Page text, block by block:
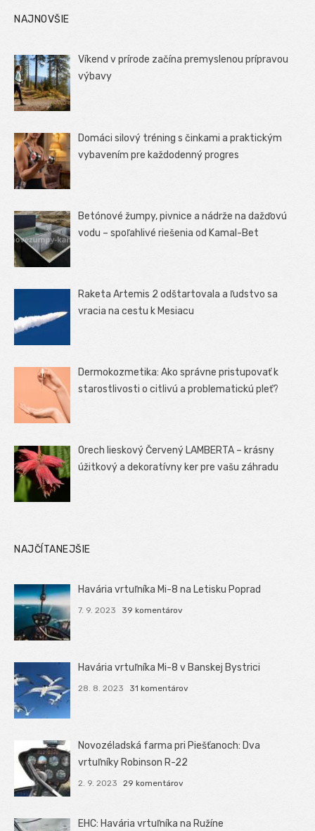
NAJNOVŠIE
Víkend v prírode začína premyslenou prípravou
výbavy
Domáci silový tréning s činkami a praktickým
vybavením pre každodenný progres
Betónové žumpy, pivnice a nádrže na dažďovú
vodu – spoľahlivé riešenia od Kamal-Bet
Raketa Artemis 2 odštartovala a ľudstvo sa
vracia na cestu k Mesiacu
Dermokozmetika: Ako správne pristupovať k
starostlivosti o citlivú a problematickú pleť?
Orech lieskový Červený LAMBERTA – krásny
úžitkový a dekoratívny ker pre vašu záhradu
NAJČÍTANEJŠIE
Havária vrtuľníka Mi-8 na Letisku Poprad
7. 9. 2023 39 komentárov
Havária vrtuľníka Mi-8 v Banskej Bystrici
28. 8. 2023 31 komentárov
Novozéladská farma pri Piešťanoch: Dva
vrtuľníky Robinson R-22
2. 9. 2023 29 komentárov
EHC: Havária vrtuľníka na Ružíne